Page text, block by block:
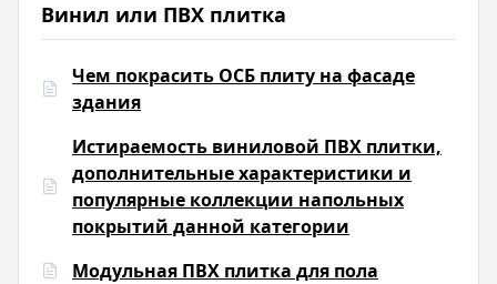
Винил или ПВХ плитка
Чем покрасить ОСБ плиту на фасаде
здания
Истираемость виниловой ПВХ плитки,
дополнительные характеристики и
популярные коллекции напольных
покрытий данной категории
Модульная ПВХ плитка для пола